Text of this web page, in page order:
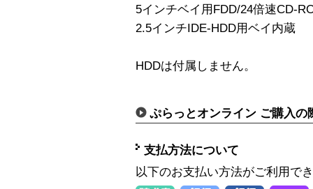
5インチベイ用FDD/24倍速CD-
2.5インチIDE-HDD用ベイ内蔵
HDDは付属しません。
ぷらっとオンライン ご購入の
支払方法について
以下のお支払い方法がご利用で